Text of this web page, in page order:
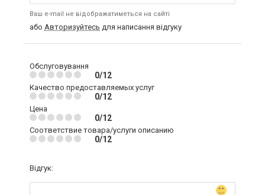
Ваш e-mail не відображатиметься на сайті
або Авторизуйтесь для написання відгуку
Обслуговування
0/12
Качество предоставляемых услуг
0/12
Цена
0/12
Соответствие товара/услуги описанию
0/12
Відгук: